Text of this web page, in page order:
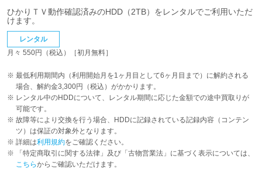
ひかりＴＶ動作確認済みのHDD（2TB）をレンタルでご利用いただ
けます。
レンタル
月々 550円（税込）［初月無料］
最低利用期間内（利用開始月を1ヶ月目として6ヶ月目まで）に解約される
場合、解約金3,300円（税込）がかかります。
レンタル中のHDDについて、レンタル期間に応じた金額での途中買取りが
可能です。
故障等により交換を行う場合、HDDに記録されている記録内容（コンテン
ツ）は保証の対象外となります。
詳細は利用規約をご確認ください。
「特定商取引に関する法律」及び「古物営業法」に基づく表示については、
こちらからご確認いただけます。